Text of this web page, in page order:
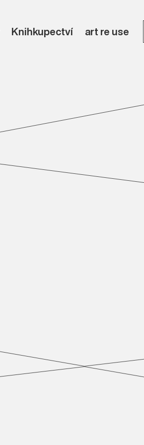
Knihkupectví art re use